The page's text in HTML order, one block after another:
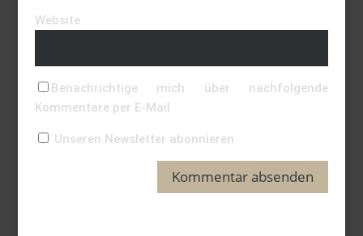
Website
Benachrichtige mich über nachfolgende
Kommentare per E-Mail
Unseren Newsletter abonnieren